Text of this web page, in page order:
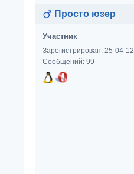
Просто юзер
Участник
Зарегистрирован: 25-04-12
Сообщений: 99